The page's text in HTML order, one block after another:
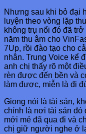
Nhưng sau khi bỏ đại
luyện theo vòng lặp
không trụ nổi đó đã
năm thu âm cho
7Up, rồi đào tạo cho
nhân. Trung Voice kể
anh chị thấy rõ một
rèn được đến bền và
làm được, miễn là đi
Giọng nói là tài sản,
chính là nơi tài sản
mới mẻ đã qua đi và
chị giữ người nghe ở